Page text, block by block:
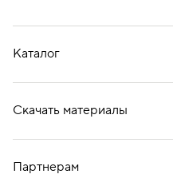
Каталог
Скачать материалы
Партнерам